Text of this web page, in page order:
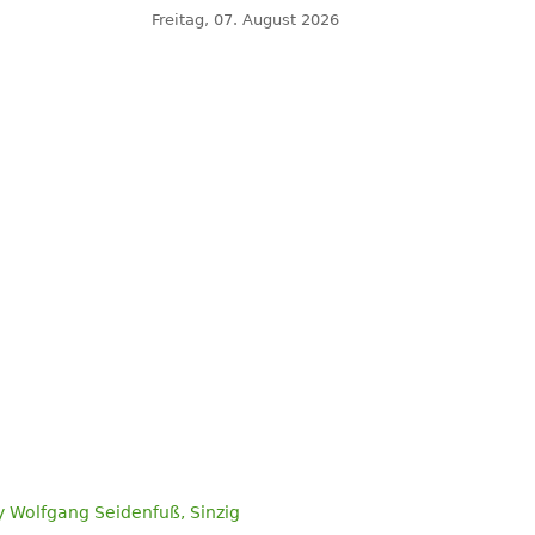
Freitag, 07. August 2026
Seidenfuß, Sinzig